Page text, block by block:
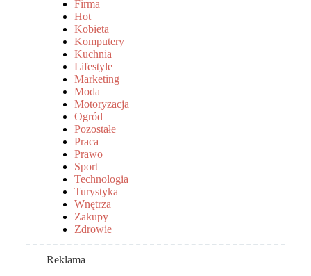
Firma
Hot
Kobieta
Komputery
Kuchnia
Lifestyle
Marketing
Moda
Motoryzacja
Ogród
Pozostałe
Praca
Prawo
Sport
Technologia
Turystyka
Wnętrza
Zakupy
Zdrowie
Reklama